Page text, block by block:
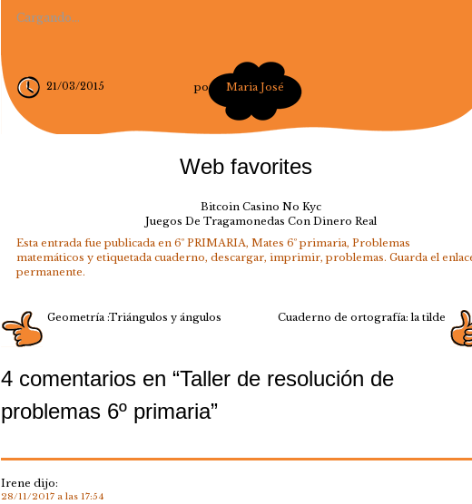
Cargando...
21/03/2015 por Maria José
Web favorites
Bitcoin Casino No Kyc
Juegos De Tragamonedas Con Dinero Real
Esta entrada fue publicada en 6º PRIMARIA, Mates 6º primaria, Problemas
matemáticos y etiquetada cuaderno, descargar, imprimir,problemas. Guarda el
permanente.
Geometría :Triángulos y ángulos Cuaderno de ortografía: la tilde
4 comentarios en “Taller de resolución de
problemas 6º primaria”
Irene dijo:
28/11/2017 a las 17:54